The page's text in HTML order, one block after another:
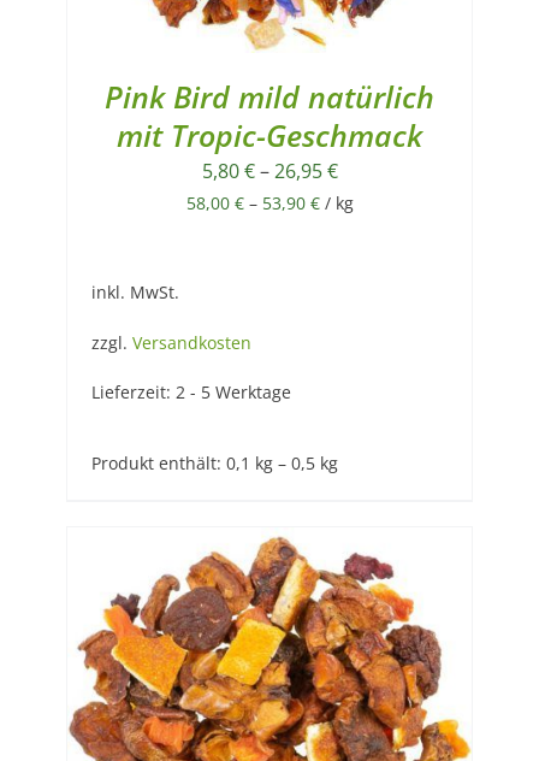
Pink Bird mild natürlich
mit Tropic-Geschmack
5,80€–26,95€
58,00 €– 53,90 €/ kg
inkl. MwSt.
zzgl. Versandkosten
Lieferzeit: 2 - 5 Werktage
Produkt enthält: 0,1 kg – 0,5 kg